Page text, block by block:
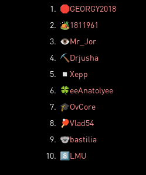
1. 🛑GEORGY2018
2. 🏕️1811961
3. 👁️Mr_Jor
4. ⛏️ Drjusha
5.
◽ Xepp
6. 🍀eeAnatolyee
7. 🎓OvCore
8.
🏓Vlad54
9. 🐨bastilia
10. 8️⃣LMU